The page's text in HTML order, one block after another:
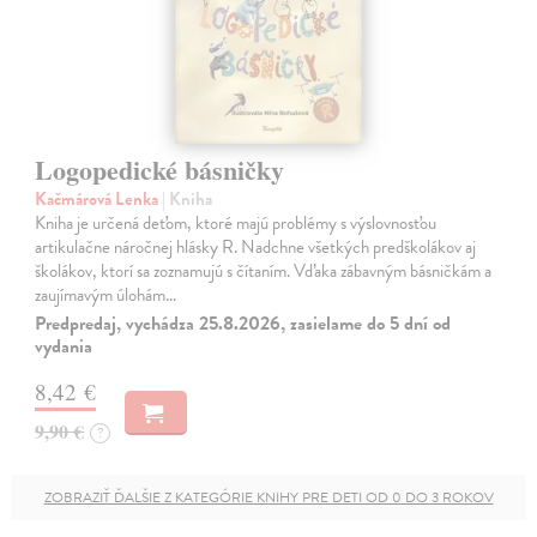
Logopedické básničky
Kačmárová Lenka| Kniha
Kniha je určená deťom, ktoré majú problémy s výslovnosťou
artikulačne náročnej hlásky R. Nadchne všetkých predškolákov aj
školákov, ktorí sa zoznamujú s čítaním. Vďaka zábavným básničkám a
zaujímavým úlohám…
Predpredaj, vychádza 25.8.2026, zasielame do 5 dní od
vydania
8,42 €
9,90 € ?
ZOBRAZIŤ ĎALŠIE Z KATEGÓRIE KNIHY PRE DETI OD 0 DO 3 ROKOV